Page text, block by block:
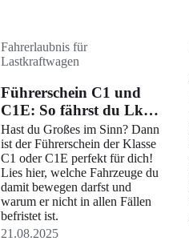
Fahrerlaubnis für
Lastkraftwagen
Führerschein C1 und
C1E: So fährst du Lkw
bis 12 Tonnen
Hast du Großes im Sinn? Dann
ist der Führerschein der Klasse
C1 oder C1E perfekt für dich!
Lies hier, welche Fahrzeuge du
damit bewegen darfst und
warum er nicht in allen Fällen
befristet ist.
21.08.2025